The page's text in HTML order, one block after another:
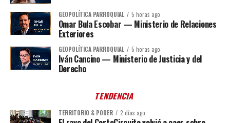
GEOPOLÍTICA PARROQUIAL 5 horas ago
Omar Bula Escobar — Ministerio de Relaciones
Exteriores
GEOPOLÍTICA PARROQUIAL 5 horas ago
Iván Cancino — Ministerio de Justicia y del
Derecho
TENDENCIA
TERRITORIO & PODER 2 días ago